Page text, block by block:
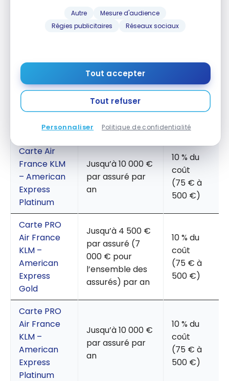
Autre
Mesure d'audience
Régies publicitaires
Réseaux sociaux
Tout accepter
Tout refuser
Personnaliser Politique de confidentialité
– American
Non couverte –
Carte Air
France KLM
– American
Express
Jusqu’à 4 500 €
par assuré (7
000 € par
famille) par an
10 % du
(75 € à
500 €)
Carte Air
France KLM
– American
Express
Platinum
Jusqu’à 10 000 €
par assuré par
an
10 % du
coût
(75 € à
500 €)
Carte PRO
Air France
KLM –
American
Express
Gold
Jusqu’à 4 500 €
par assuré (7
000 € pour
l’ensemble des
assurés) par an
10 % du
coût
(75 € à
500 €)
Carte PRO
Air France
KLM –
American
Express
Platinum
Jusqu’à 10 000 €
par assuré par
an
10 % du
coût
(75 € à
500 €)